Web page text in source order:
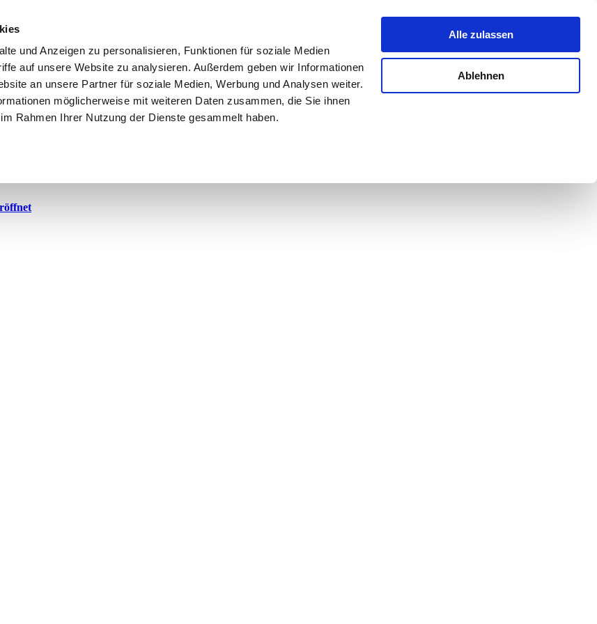
und Anzeigen zu personalisieren, Funktionen für soziale Medien
auf unsere Website zu analysieren. Außerdem geben wir Informationen
an unsere Partner für soziale Medien, Werbung und Analysen weiter.
möglicherweise mit weiteren Daten zusammen, die Sie ihnen
Rahmen Ihrer Nutzung der Dienste gesammelt haben.
Alle zulassen
Ablehnen